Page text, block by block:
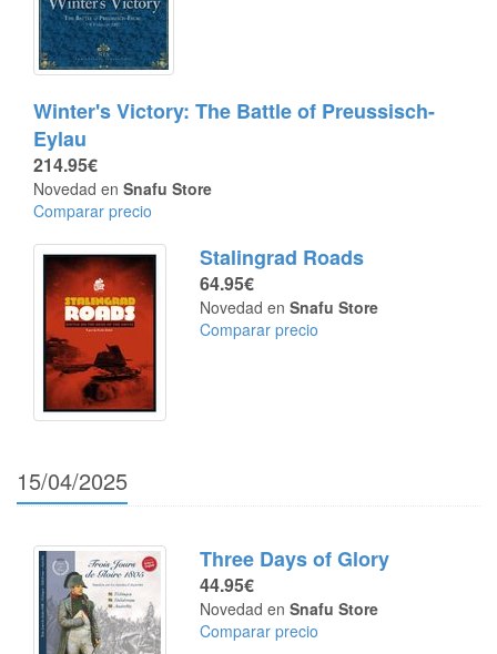
Winter's Victory: The Battle of Preussisch-
Eylau
214.95€
Novedad en Snafu Store
Comparar precio
Stalingrad Roads
64.95€
Novedad en Snafu Store
Comparar precio
15/04/2025
Three Days of Glory
44.95€
Novedad en Snafu Store
Comparar precio